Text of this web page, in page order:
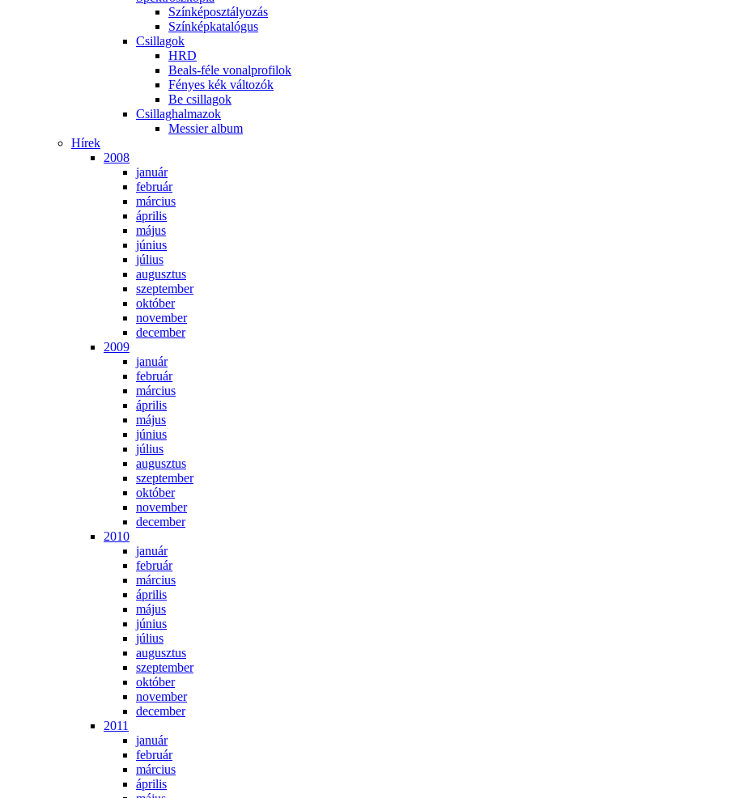
Szín­kép­osz­tá­lyo­zás
Szín­kép­ka­ta­ló­gus
Csil­la­gok
HRD
Be­als-fé­le vo­nal­pro­fi­lok
Fé­nyes kék vál­to­zók
Be csil­la­gok
Csil­lag­hal­ma­zok
Mes­si­er al­bum
Hí­rek
2008
ja­nu­ár
feb­ru­ár
már­ci­us
áp­ri­lis
má­jus
jú­ni­us
jú­li­us
au­gusz­tus
szep­tem­ber
ok­tó­ber
no­vem­ber
de­cem­ber
2009
ja­nu­ár
feb­ru­ár
már­ci­us
áp­ri­lis
má­jus
jú­ni­us
jú­li­us
au­gusz­tus
szep­tem­ber
ok­tó­ber
no­vem­ber
de­cem­ber
2010
ja­nu­ár
feb­ru­ár
már­ci­us
áp­ri­lis
má­jus
jú­ni­us
jú­li­us
au­gusz­tus
szep­tem­ber
ok­tó­ber
no­vem­ber
de­cem­ber
2011
ja­nu­ár
feb­ru­ár
már­ci­us
áp­ri­lis